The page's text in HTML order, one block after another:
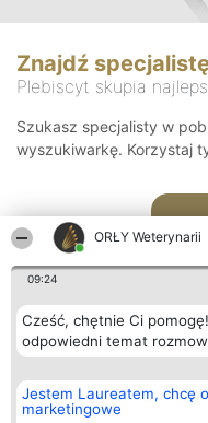
ORŁY Weterynarii
09:24
Cześć, chętnie Ci
odpowiedni temat
Jestem Laureatem, chcę
marketingowe
Znajdź
Plebiscyt skupia
Szukasz specjalisty w
wyszukiwarkę. Korzystaj
Organizator plebiscytu
Bright Side Solutions sp. z o.
o. sp. k.